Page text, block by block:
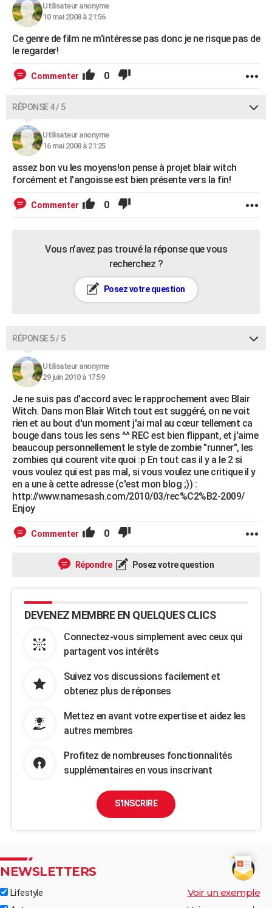
Utilisateur anonyme
10 mai 2008 à 21:56
Ce genre de film ne m'intéresse pas donc je ne risque pas de
le regarder!
Commenter 0
RÉPONSE 4 / 5
Utilisateur anonyme
16 mai 2008 à 21:25
assez bon vu les moyens!on pense à projet blair witch
forcément et l'angoisse est bien présente vers la fin!
Commenter 0
Vous n’avez pas trouvé la réponse que vous
recherchez ?
Posez votre question
RÉPONSE 5 / 5
Utilisateur anonyme
29 juin 2010 à 17:59
Je ne suis pas d'accord avec le rapprochement avec Blair
Witch. Dans mon Blair Witch tout est suggéré, on ne voit
rien et au bout d'un moment j'ai mal au cœur tellement ca
bouge dans tous les sens ^^ REC est bien flippant, et j'aime
beaucoup personnellement le style de zombie "runner", les
zombies qui courent vite quoi :p En tout cas il y a le 2 si
vous voulez qui est pas mal, si vous voulez une critique il y
en a une à cette adresse (c'est mon blog ;)) :
http://www.namesash.com/2010/03/rec%C2%B2-2009/
Enjoy
Commenter 0
Répondre Posez votre question
DEVENEZ MEMBRE EN QUELQUES CLICS
Connectez-vous simplement avec ceux qui
partagent vos intérêts
Suivez vos discussions facilement et
obtenez plus de réponses
Mettez en avant votre expertise et aidez les
autres membres
Profitez de nombreuses fonctionnalités
supplémentaires en vous inscrivant
S'INSCRIRE
NEWSLETTERS
Lifestyle Voir un exemple